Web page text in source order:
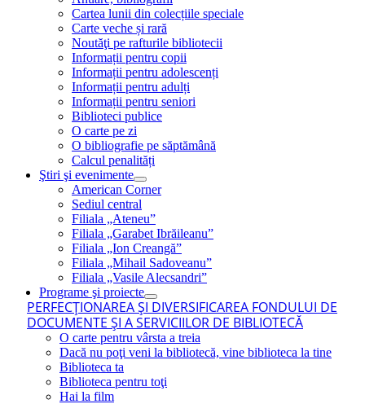
Cartea lunii din colecțiile speciale
Carte veche și rară
Noutăţi pe rafturile bibliotecii
Informații pentru copii
Informații pentru adolescenți
Informații pentru adulți
Informații pentru seniori
Biblioteci publice
O carte pe zi
O bibliografie pe săptămână
Calcul penalități
Ştiri şi evenimente
American Corner
Sediul central
Filiala „Ateneu”
Filiala „Garabet Ibrăileanu”
Filiala „Ion Creangă”
Filiala „Mihail Sadoveanu”
Filiala „Vasile Alecsandri”
Programe şi proiecte
PERFECŢIONAREA ŞI DIVERSIFICAREA FONDULUI DE
DOCUMENTE ŞI A SERVICIILOR DE BIBLIOTECĂ
O carte pentru vârsta a treia
Dacă nu poţi veni la bibliotecă, vine biblioteca la tine
Biblioteca ta
Biblioteca pentru toţi
Hai la film